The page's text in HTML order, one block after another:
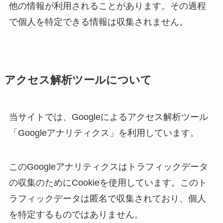
他の情報が利用されることがあります。その過程
で個人を特定できる情報は収集されません。
アクセス解析ツールについて
当サイトでは、Googleによるアクセス解析ツール
「Googleアナリティクス」を利用しています。
このGoogleアナリティクスはトラフィックデータ
の収集のためにCookieを使用しています。このト
ラフィックデータは匿名で収集されており、個人
を特定するものではありません。